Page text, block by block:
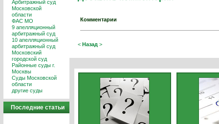
Арбитражный суд
Московской
области
ФАС МО
9 апелляционный
арбитражный суд
10 апелляционный
арбитражный суд
Московский
городской суд
Районные суды г.
Москвы
Суды Московской
области
другие суды
Последние статьи
Комментарии
< Назад >